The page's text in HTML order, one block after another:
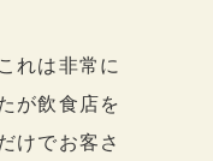
れは非常に
が飲食店を
けでお客さ